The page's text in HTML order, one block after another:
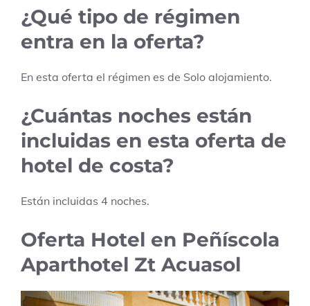
¿Qué tipo de régimen
entra en la oferta?
En esta oferta el régimen es de Solo alojamiento.
¿Cuántas noches están
incluidas en esta oferta de
hotel de costa?
Están incluidas 4 noches.
Oferta Hotel en Peñíscola
Aparthotel Zt Acuasol